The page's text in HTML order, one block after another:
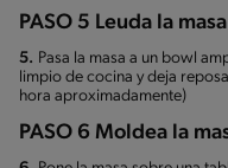
PASO 5 Leuda la masa
5. Pasa la masa a un bowl
limpio de cocina y deja
hora aproximadamente)
PASO 6 Moldea la